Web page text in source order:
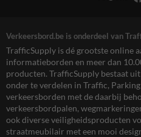
Verkeersbord.be is onderdeel van
TrafficSupply is dé grootste online
informatieborden en meer dan
producten. TrafficSupply bestaat
onder te verdelen in Traffic,
verkeersborden met de daarbij
verkeersbordpalen,
ook diverse veiligheidsproducten
straatmeubilair met een mooi